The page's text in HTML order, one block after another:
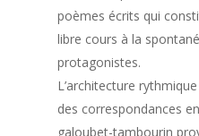
poèmes écrits qui
libre cours à la
protagonistes.
L’architecture
des correspondances
galoubet-tambourin